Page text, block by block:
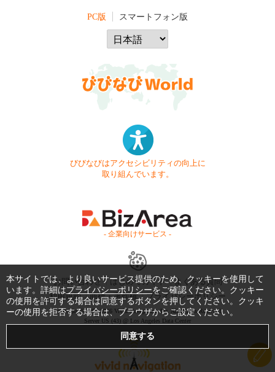
PC版 スマートフォン版
びびなびはアクセシビリティの向上に
取り組んでいます。
- 企業向けサービス -
お問い合わせ はじめてガイド
よくある質問
利用規約
商標・著作権 プライバシーポリシー
Copyright © 1999-2026 Vivid Navigation, Inc. All Rights Reserved.
Server US (43) @ Los Angeles Data Center
本サイトでは、より良いサービス提供のため、クッキーを使用して
います。詳細はプライバシーポリシーをご確認ください。クッキー
の使用を許可する場合は同意するボタンを押してください。クッキ
ーの使用を拒否する場合は、ブラウザからご設定ください。